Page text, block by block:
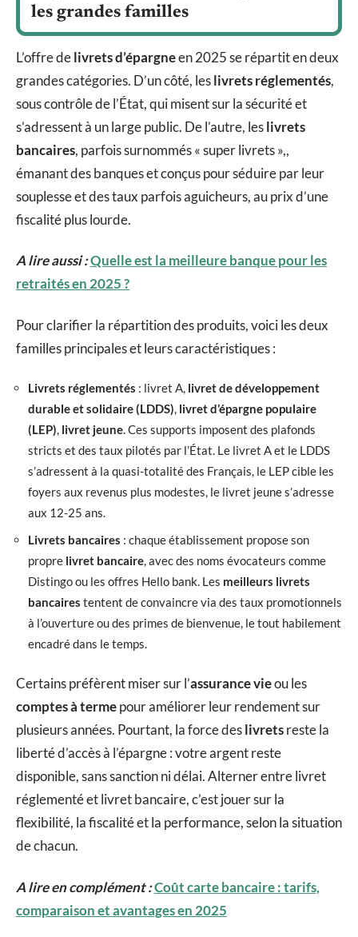
les grandes familles
L’offre delivrets d’épargneen 2025 se répartit en deux
grandes catégories. D’un côté, leslivrets réglementés,
sous contrôle de l’État, qui misent sur la sécurité et
s’adressent à un large public. De l’autre, leslivrets
bancaires, parfois surnommés « super livrets »,,
émanant des banques et conçus pour séduire par leur
souplesse et des taux parfois aguicheurs, au prix d’une
fiscalité plus lourde.
A lire aussi :Quelle est la meilleure banque pour les
retraités en 2025 ?
Pour clarifier la répartition des produits, voici les deux
familles principales et leurs caractéristiques :
Livrets réglementés : livret A, livret de développement
durable et solidaire (LDDS), livret d’épargne populaire
(LEP), livret jeune. Ces supports imposent des plafonds
stricts et des taux pilotés par l’État. Le livret A et le LDDS
s’adressent à la quasi-totalité des Français, le LEP cible les
foyers aux revenus plus modestes, le livret jeune s’adresse
aux 12-25 ans.
Livrets bancaires : chaque établissement propose son
propre livret bancaire, avec des noms évocateurs comme
Distingo ou les offres Hello bank. Les meilleurs livrets
bancaires tentent de convaincre via des taux promotionnels
à l’ouverture ou des primes de bienvenue, le tout habilement
encadré dans le temps.
Certains préfèrent miser sur l’assurance vieou les
comptes à termepour améliorer leur rendement sur
plusieurs années. Pourtant, la force deslivretsreste la
liberté d’accès à l’épargne : votre argent reste
disponible, sans sanction ni délai. Alterner entre livret
réglementé et livret bancaire, c’est jouer sur la
flexibilité, la fiscalité et la performance, selon la situation
de chacun.
A lire en complément :Coût carte bancaire : tarifs,
comparaison et avantages en 2025